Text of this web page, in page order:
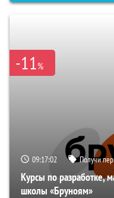
-11%
09:17:01 Получи
Курсы по разработке,
школы «Бруноям»